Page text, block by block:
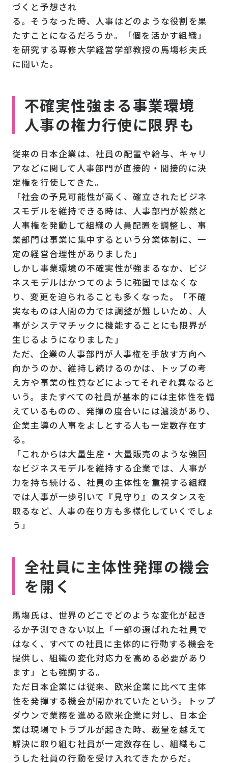
づくと予想され
る。そうなった時、人事はどのような役割を果
たすことになるだろうか。「個を活かす組織」
を研究する専修大学経営学部教授の馬塲杉夫氏
に聞いた。
不確実性強まる事業環境
人事の権力行使に限界も
従来の日本企業は、社員の配置や給与、キャリ
アなどに関して人事部門が直接的・間接的に決
定権を行使してきた。
「社会の予見可能性が高く、確立されたビジネ
スモデルを維持できる時は、人事部門が毅然と
人事権を発動して組織の人員配置を調整し、事
業部門は事業に集中するという分業体制に、一
定の経営合理性がありました」
しかし事業環境の不確実性が強まるなか、ビジ
ネスモデルはかつてのように強固ではなくな
り、変更を迫られることも多くなった。「不確
実なものは人間の力では調整が難しいため、人
事がシステマチックに機能することにも限界が
生じるようになりました」
ただ、企業の人事部門が人事権を手放す方向へ
向かうのか、維持し続けるのかは、トップの考
え方や事業の性質などによってそれぞれ異なると
いう。またすべての社員が基本的には主体性を備
えているものの、発揮の度合いには濃淡があり、
企業主導の人事をよしとする人も一定数存在す
る。
「これからは大量生産・大量販売のような強固
なビジネスモデルを維持する企業では、人事が
力を持ち続ける、社員の主体性を重視する組織
では人事が一歩引いて『見守り』のスタンスを
取るなど、人事の在り方も多様化していくでしょ
う」
全社員に主体性発揮の機会
を開く
馬塲氏は、世界のどこでどのような変化が起き
るか予測できない以上「一部の選ばれた社員で
はなく、すべての社員に主体的に行動する機会を
提供し、組織の変化対応力を高める必要があり
ます」とも強調する。
ただ日本企業には従来、欧米企業に比べて主体
性を発揮する機会が開かれていたという。トップ
ダウンで業務を進める欧米企業に対し、日本企
業は現場でトラブルが起きた時、裁量を越えて
解決に取り組む社員が一定数存在し、組織もこ
うした社員の行動を受け入れてきたからだ。